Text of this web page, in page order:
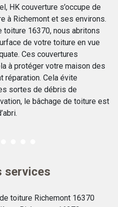
HK couverture s’occupe de
à Richemont et ses environs.
toiture 16370, nous abritons
de votre toiture en vue
Ces couvertures
à protéger votre maison des
réparation. Cela évite
sortes de débris de
le bâchage de toiture est
services
toiture Richemont 16370